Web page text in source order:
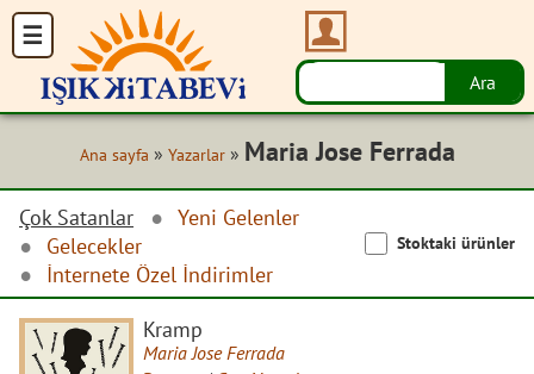
Ana sayfa » Yazarlar» Maria Jose Ferrada
Çok Satanlar
Yeni Gelenler
Gelecekler
İnternete Özel İndirimler
Stoktaki ürünler
Kramp
Maria Jose Ferrada